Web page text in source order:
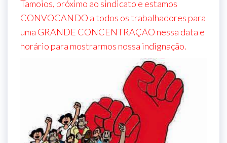
Tamoios, próximo ao sindicato e estamos
CONVOCANDO a todos os trabalhadores para
uma GRANDE CONCENTRAÇÃO nessa data e
horário para mostrarmos nossa indignação.